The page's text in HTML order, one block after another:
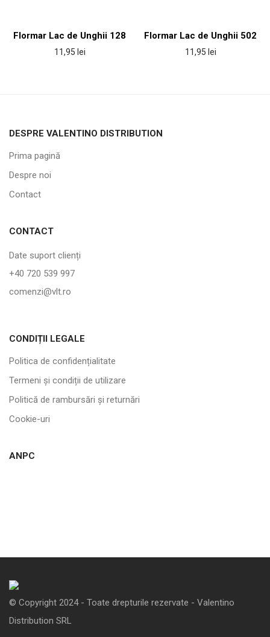
Flormar Lac de Unghii 128
11,95 lei
Flormar Lac de Unghii 502
11,95 lei
DESPRE VALENTINO DISTRIBUTION
Prima pagină
Despre noi
Contact
CONTACT
Date suport clienți
+40 720 539 997
comenzi@vlt.ro
CONDIȚII LEGALE
Politica de confidențialitate
Termeni și condiții de utilizare
Politică de rambursări și returnări
Cookie-uri
ANPC
© Copyright 2024 - Toate drepturile rezervate - Valentino
Distribution SRL